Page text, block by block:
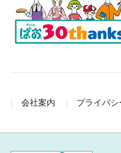
会社案内 プライバ